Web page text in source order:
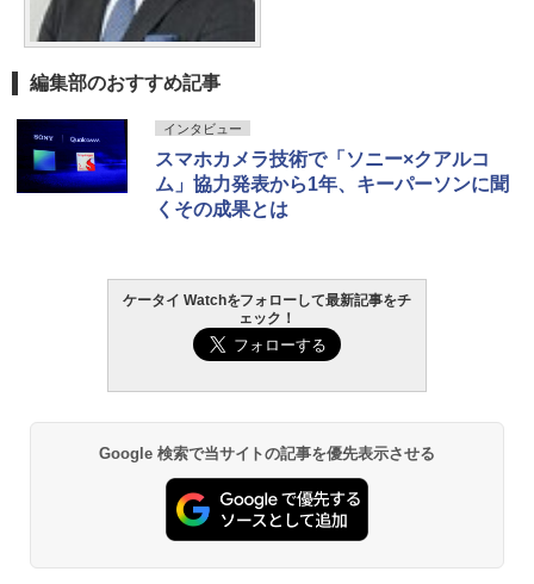
編集部のおすすめ記事
インタビュー
スマホカメラ技術で「ソニー×クアルコ
ム」協力発表から1年、キーパーソンに聞
くその成果とは
ケータイ Watchをフォローして最新記事をチ
ェック！
Google 検索で当サイトの記事を優先表示させる